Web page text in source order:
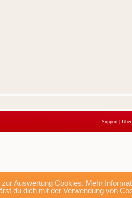
Auswertung Cookies. Mehr
du dich mit der Verwendung von
Support |